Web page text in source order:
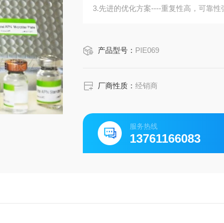
3.先进的优化方案----重复性高，可靠性
6.检测指标齐全：炎症因子、血管生成
75.购买Bogoo ELISA试剂盒可以免费代
产品型号： PIE069
厂商性质：经销商
服务热线
13761166083